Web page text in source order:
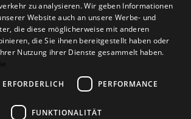
Zahlarten Retoure
zu analysieren. Wir geben Informationen
Website auch an unsere Werbe- und
die diese möglicherweise mit anderen
die Sie ihnen bereitgestellt haben oder
Nutzung ihrer Dienste gesammelt haben.
PERFORMANCE
FUNKTIONALITÄT